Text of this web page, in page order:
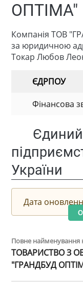
ОПТІМА"
Компанія ТОВ
за юридичною
Токар Любов
ЄДРПОУ
Фінансова
України
Дата
Повне найменування
ТОВАРИСТВО З
"ГРАНДБУД